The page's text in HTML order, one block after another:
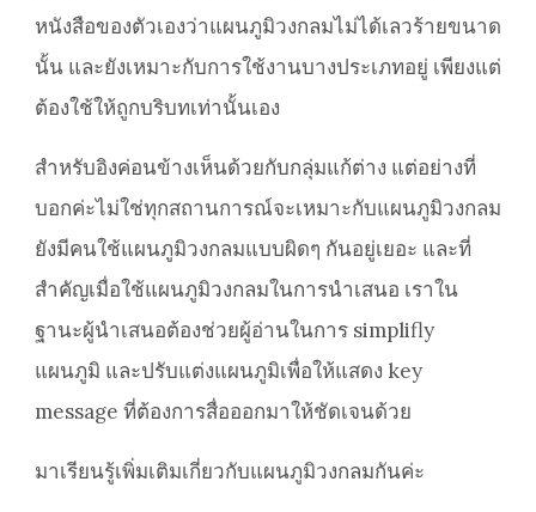
หนังสือของตัวเองว่าแผนภูมิวงกลมไม่ได้เลวร้ายขนาด
นั้น และยังเหมาะกับการใช้งานบางประเภทอยู่ เพียงแต่
ต้องใช้ให้ถูกบริบทเท่านั้นเอง
สำหรับอิงค่อนข้างเห็นด้วยกับกลุ่มแก้ต่าง แต่อย่างที่
บอกค่ะไม่ใช่ทุกสถานการณ์จะเหมาะกับแผนภูมิวงกลม
ยังมีคนใช้แผนภูมิวงกลมแบบผิดๆ กันอยู่เยอะ และที่
สำคัญเมื่อใช้แผนภูมิวงกลมในการนำเสนอ เราใน
ฐานะผู้นำเสนอต้องช่วยผู้อ่านในการ simplifly
แผนภูมิ และปรับแต่งแผนภูมิเพื่อให้แสดง key
message ที่ต้องการสื่อออกมาให้ชัดเจนด้วย
มาเรียนรู้เพิ่มเติมเกี่ยวกับแผนภูมิวงกลมกันค่ะ